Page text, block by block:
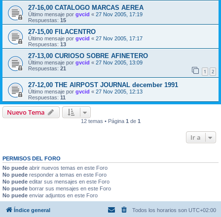
27-16,00 CATALOGO MARCAS AEREA
Último mensaje por gvcid « 27 Nov 2005, 17:19
Respuestas: 15
27-15,00 FILACENTRO
Último mensaje por gvcid « 27 Nov 2005, 17:17
Respuestas: 13
27-13,00 CURIOSO SOBRE AFINETERO
Último mensaje por gvcid « 27 Nov 2005, 13:09
Respuestas: 21 1 2
27-12,00 THE AIRPOST JOURNAL december 1991
Último mensaje por gvcid « 27 Nov 2005, 12:13
Respuestas: 11
Nuevo Tema
12 temas • Página 1 de 1
Ir a
PERMISOS DEL FORO
No puede abrir nuevos temas en este Foro
No puede responder a temas en este Foro
No puede editar sus mensajes en este Foro
No puede borrar sus mensajes en este Foro
No puede enviar adjuntos en este Foro
Índice general Todos los horarios son UTC+02:00